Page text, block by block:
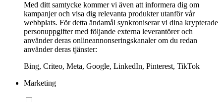
Med ditt samtycke kommer vi även att informera dig om
kampanjer och visa dig relevanta produkter utanför vår
webbplats. För detta ändamål synkroniserar vi dina krypterade
personuppgifter med följande externa leverantörer och
använder deras onlineannonseringskanaler om du redan
använder deras tjänster:
Bing, Criteo, Meta, Google, LinkedIn, Pinterest, TikTok
Marketing